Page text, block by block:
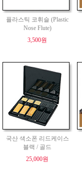
플라스틱 코휘슬 (Plastic
Nose Flute)
3,500원
국산 색소폰 리드케이스
블랙 / 골드
25,000원